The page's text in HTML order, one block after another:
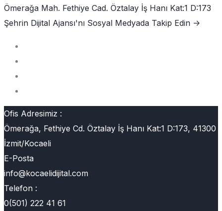
Ömerağa Mah. Fethiye Cad. Öztalay İş Hanı Kat:1 D:173
Şehrin Dijital Ajansı'nı Sosyal Medyada Takip Edin ->
Ofis Adresimiz :
Ömerağa, Fethiye Cd. Öztalay İş Hanı Kat:1 D:173, 41300
İzmit/Kocaeli
E-Posta
info@kocaelidijital.com
Telefon :
0(501) 222 41 61